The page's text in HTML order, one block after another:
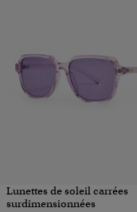
Lunettes de soleil carrées
surdimensionnées